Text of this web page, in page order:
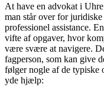
At have en advokat i
man står over for
professionel assistance.
vifte af opgaver, hvor
være svære at navigere.
fagperson, som kan give
følger nogle af de typiske
yde hjælp: